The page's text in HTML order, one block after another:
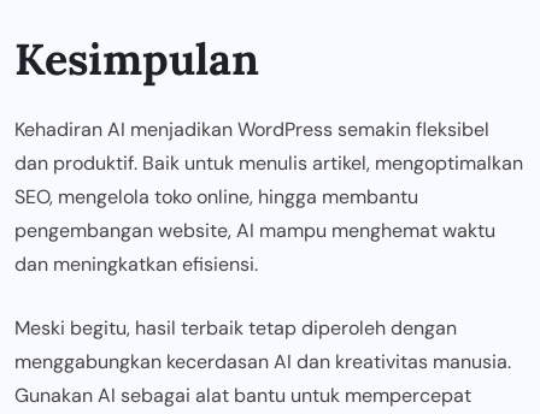
Kesimpulan
Kehadiran AI menjadikan WordPress semakin fleksibel
dan produktif. Baik untuk menulis artikel, mengoptimalkan
SEO, mengelola toko online, hingga membantu
pengembangan website, AI mampu menghemat waktu
dan meningkatkan efisiensi.
Meski begitu, hasil terbaik tetap diperoleh dengan
menggabungkan kecerdasan AI dan kreativitas manusia.
Gunakan AI sebagai alat bantu untuk mempercepat